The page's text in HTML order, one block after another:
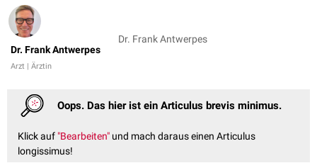
Dr. Frank Antwerpes
Arzt | Ärztin
Dr. Frank Antwerpes
Oops. Das hier ist ein Articulus brevis minimus.
Klick auf "Bearbeiten" und mach daraus einen Articulus
longissimus!